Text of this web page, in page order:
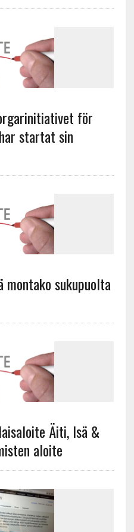
för
startat sin
sukupuolta
Äiti, Isä &
aloite